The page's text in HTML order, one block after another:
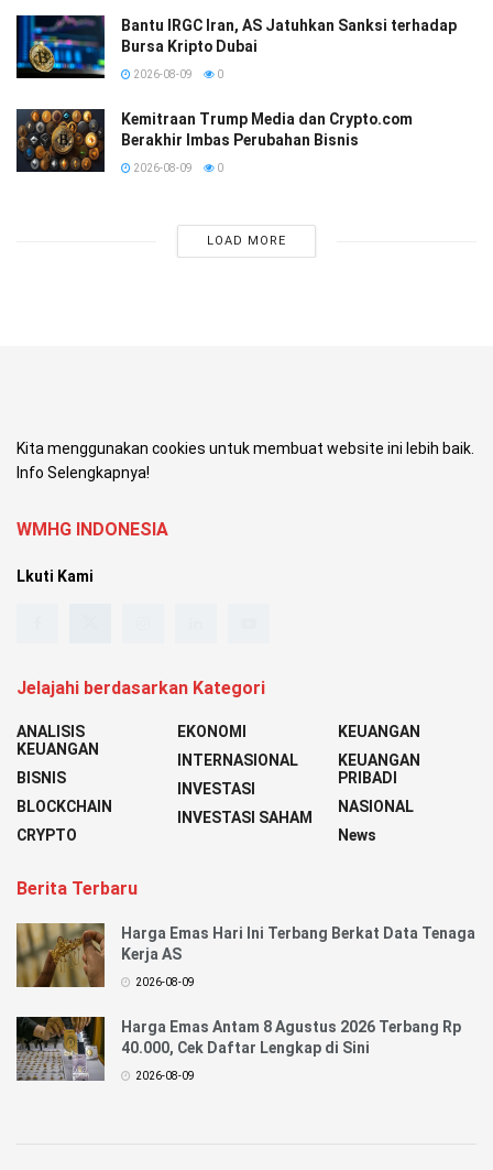
Bantu IRGC Iran, AS Jatuhkan Sanksi terhadap
Bursa Kripto Dubai
2026-08-09 0
Kemitraan Trump Media dan Crypto.com
Berakhir Imbas Perubahan Bisnis
2026-08-09 0
LOAD MORE
Kita menggunakan cookies untuk membuat website ini lebih baik.
Info Selengkapnya!
WMHG INDONESIA
Lkuti Kami
Jelajahi berdasarkan Kategori
ANALISIS
KEUANGAN
BISNIS
BLOCKCHAIN
CRYPTO
EKONOMI
INTERNASIONAL
INVESTASI
INVESTASI SAHAM
KEUANGAN
KEUANGAN
PRIBADI
NASIONAL
News
Berita Terbaru
Harga Emas Hari Ini Terbang Berkat Data Tenaga
Kerja AS
2026-08-09
Harga Emas Antam 8 Agustus 2026 Terbang Rp
40.000, Cek Daftar Lengkap di Sini
2026-08-09